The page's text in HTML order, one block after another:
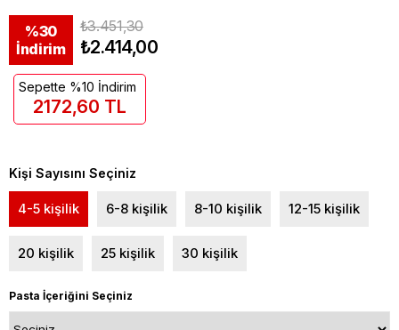
%30
İndirim
₺3.451,30
₺2.414,00
Kişi Sayısını Seçiniz
4-5 kişilik 6-8 kişilik 8-10 kişilik 12-15 kişilik
20 kişilik 25 kişilik 30 kişilik
Pasta İçeriğini Seçiniz
Sepette %10 İndirim
2172,60 TL